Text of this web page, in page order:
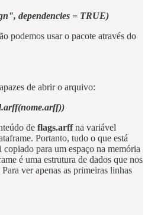
dependencies = TRUE)
podemos usar o pacote através do
de abrir o arquivo:
de flags.arffna variável
Portanto, tudo o que está
para um espaço na memória
é uma estrutura de dados que nos
ver apenas as primeiras linhas